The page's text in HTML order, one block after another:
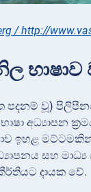
/ http://
භාෂාව
වූ)
අධ්‍යාපන
ඉහළ
සහ
දායක වේ.